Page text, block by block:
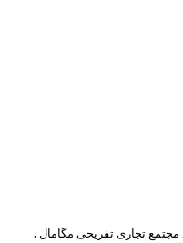
, مجتمع تجاری تفریحی مگامال ,